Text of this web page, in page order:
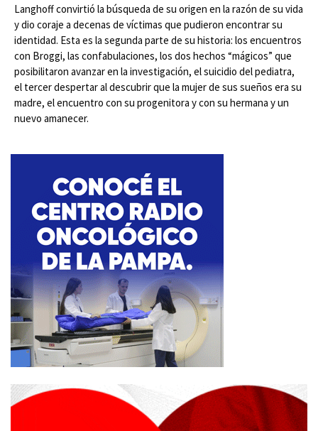
Langhoff convirtió la búsqueda de su origen en la razón de su vida
y dio coraje a decenas de víctimas que pudieron encontrar su
identidad. Esta es la segunda parte de su historia: los encuentros
con Broggi, las confabulaciones, los dos hechos “mágicos” que
posibilitaron avanzar en la investigación, el suicidio del pediatra,
el tercer despertar al descubrir que la mujer de sus sueños era su
madre, el encuentro con su progenitora y con su hermana y un
nuevo amanecer.